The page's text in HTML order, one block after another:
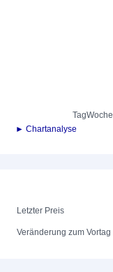
TagWoche
► Chartanalyse
Letzter Preis
Veränderung zum Vortag